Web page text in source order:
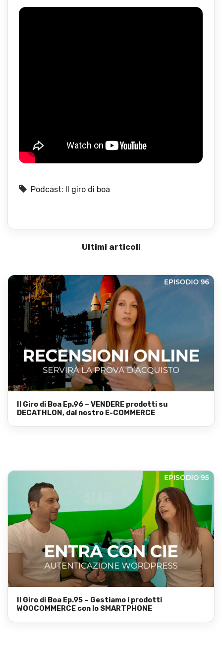
Podcast: Il giro di boa
Ultimi articoli
Il Giro di Boa Ep.96 – VENDERE prodotti su
DECATHLON, dal nostro E-COMMERCE
Il Giro di Boa Ep.95 – Gestiamo i prodotti
WOOCOMMERCE con lo SMARTPHONE